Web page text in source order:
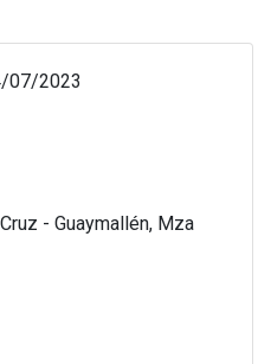
07/2023
- Guaymallén, Mza